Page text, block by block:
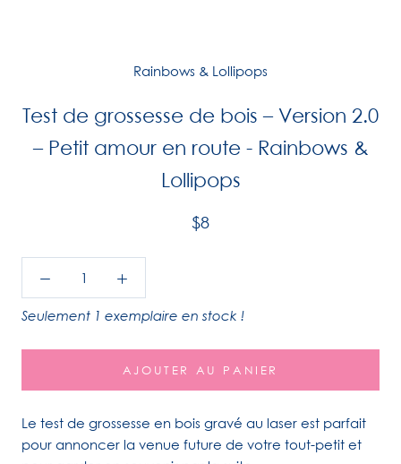
Rainbows & Lollipops
Test de grossesse de bois – Version 2.0
– Petit amour en route - Rainbows &
Lollipops
$8
Seulement 1 exemplaire en stock !
AJOUTER AU PANIER
Le test de grossesse en bois gravé au laser est parfait
pour annoncer la venue future de votre tout-petit et